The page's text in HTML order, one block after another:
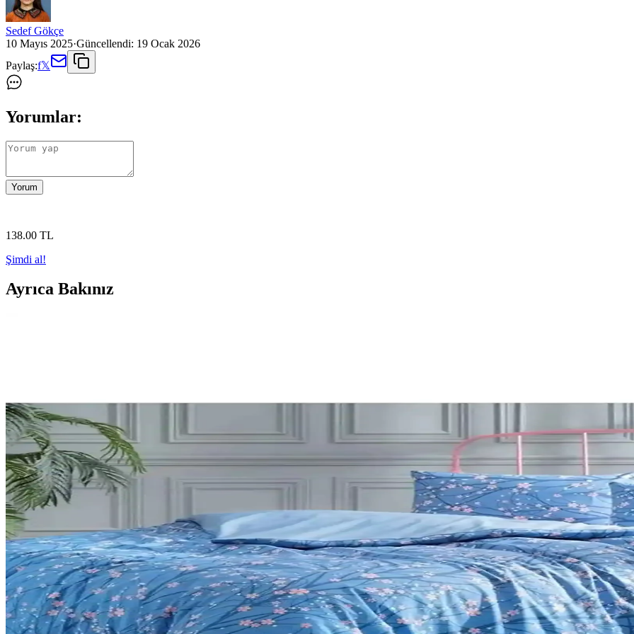
Sedef Gökçe
10 Mayıs 2025·Güncellendi: 19 Ocak 2026
Paylaş:f𝕏
Yorumlar:
Yorum
138.00 TL
Şimdi al!
Ayrıca Bakınız
Adel Sakura ve NaSaDAN Pati Silgi Karşılaştırması: Özellikleri ve Kullanıcı Yorumları
Adel Sakura ve NaSaDAN Pati Silgi'nin özelliklerini, kullanıcı yorumlarını ve karşılaştırmalarını detaylı inceleyerek, ihtiyaçlarınıza uygun
Çocuklar İçin Sportaj Işıklı Patenler Karşılaştırması ve En İyi Seçenekler
Bu makalede, iki popüler Sportaj ışıklı çocuk pateni detaylarıyla karşılaştırılıyor. Ürünlerin özellikleri ve kullanıcı yorumlarıyla en uygun
Genel Markalar ve SolinpaTech 3D Kalemleri Karşılaştırması ve Kullanım İpuçları
İki popüler 3D kalemi karşılaştırıyoruz. Kullanım kolaylığı, güvenlik, fiyat ve tasarım özellikleriyle en iyi seçimi yapmanıza yardımcı
Palmiye Hobi Sanat ve Tabdiko Sayılarla Boyama Setleri Karşılaştırması ve Özellikleri
İki popüler sayılarla boyama setinin detaylı karşılaştırması, içerikleri ve kullanıcı yorumlarıyla en iyi seçimi yapmanızı sağlar.
Çocuklar İçin 208 Parçalık Boyama Seti: Yaratıcılığı Geliştiren Eğitici Malzeme